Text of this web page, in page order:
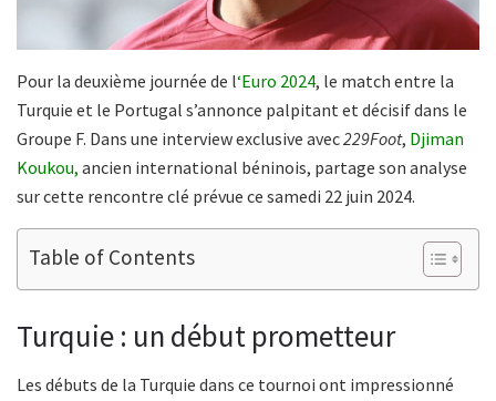
Pour la deuxième journée de l‘Euro 2024, le match entre la
Turquie et le Portugal s’annonce palpitant et décisif dans le
Groupe F. Dans une interview exclusive avec229Foot, Djiman
Koukou, ancien international béninois, partage son analyse
sur cette rencontre clé prévue ce samedi 22 juin 2024.
Table of Contents
Turquie : un début prometteur
Les débuts de la Turquie dans ce tournoi ont impressionné